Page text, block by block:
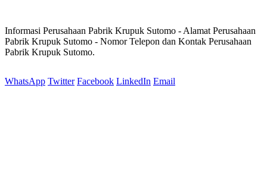
Informasi Perusahaan Pabrik Krupuk Sutomo - Alamat Perusahaan
Pabrik Krupuk Sutomo - Nomor Telepon dan Kontak Perusahaan
Pabrik Krupuk Sutomo.
WhatsApp Twitter Facebook LinkedIn Email